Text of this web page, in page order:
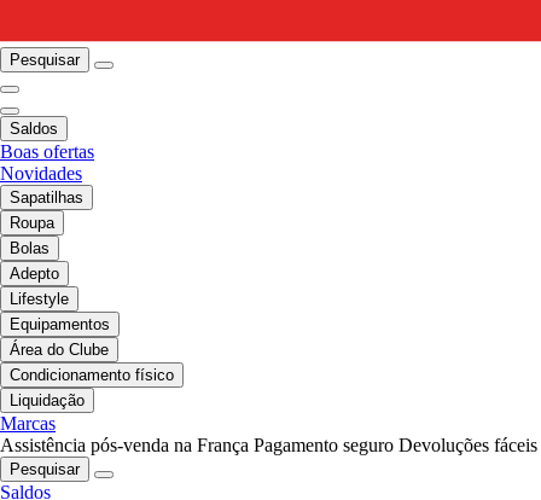
Pesquisar
Saldos
Boas ofertas
Novidades
Sapatilhas
Roupa
Bolas
Adepto
Lifestyle
Equipamentos
Área do Clube
Condicionamento físico
Liquidação
Marcas
Assistência pós-venda na França Pagamento seguro Devoluções fáceis
Pesquisar
Saldos